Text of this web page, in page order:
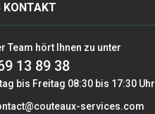
KONTAKT
Team hört Ihnen zu unter
13 89 38
bis Freitag 08:30 bis 17:30 Uhr
services.com